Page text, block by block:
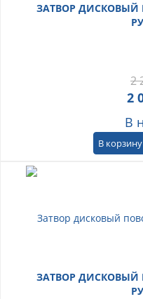
ЗАТВОР ДИСКОВЫЙ
2
2
В
В корзину
ЗАТВОР ДИСКОВЫЙ